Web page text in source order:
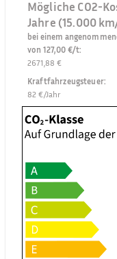
Mögliche CO2-
Jahre (15.000
bei einem
von 127,00 €/t:
2671,88 €
Kraftfahrzeugsteuer:
82 €/Jahr